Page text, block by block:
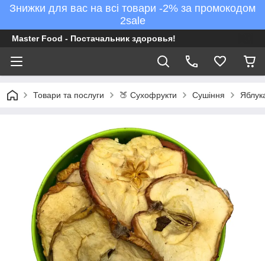
Знижки для вас на всі товари -2% за промокодом
2sale
Master Food - Постачальник здоровья!
Товари та послуги 🍑 Сухофрукти Сушіння